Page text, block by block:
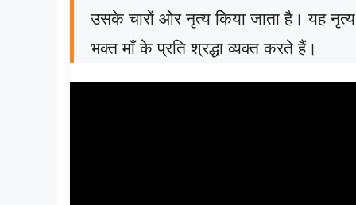
उसके चारों ओर नृत्य किया जाता है।यह
भक्त माँ के प्रति श्रद्धा व्यक्त करते हैं।